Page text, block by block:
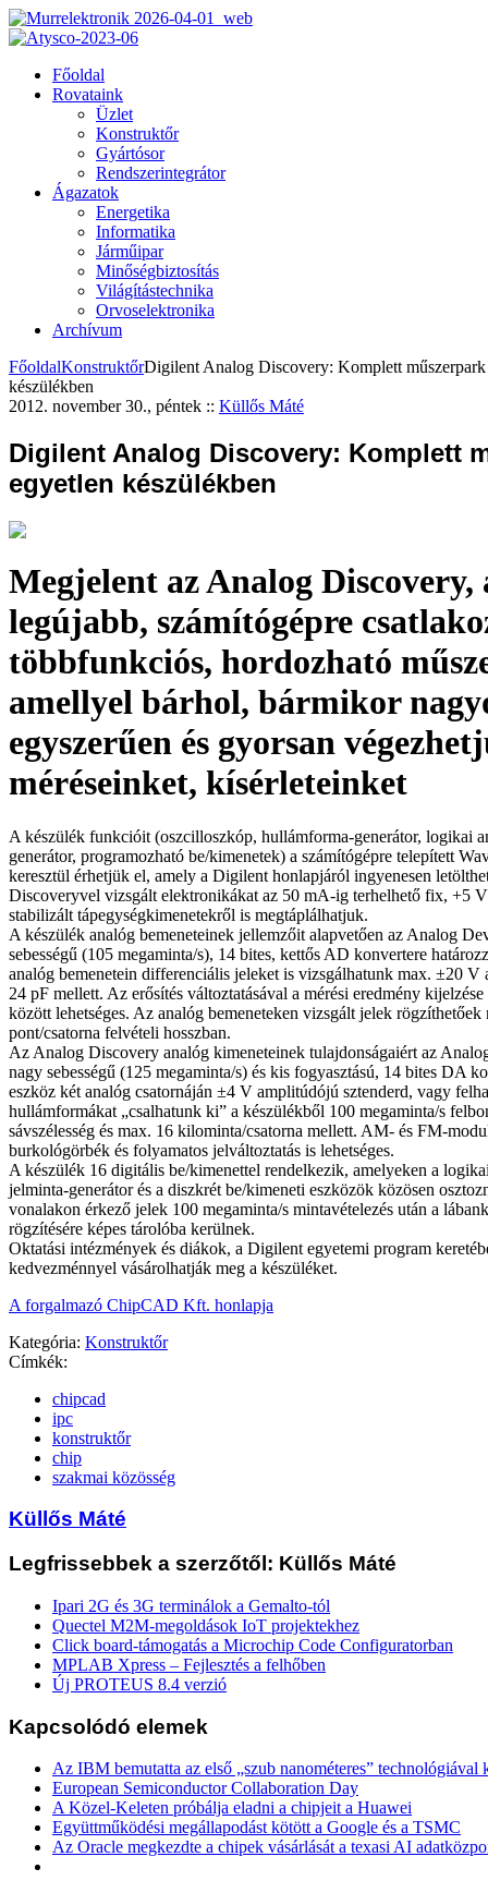
Főoldal
Rovataink
Üzlet
Konstruktőr
Gyártósor
Rendszerintegrátor
Ágazatok
Energetika
Informatika
Járműipar
Minőségbiztosítás
Világítástechnika
Orvoselektronika
Archívum
FőoldalKonstruktőrDigilent Analog Discovery: Komplett műszerpark
készülékben
2012. november 30., péntek :: Küllős Máté
Digilent Analog Discovery: Komplett
egyetlen készülékben
Megjelent az Analog
legújabb, számítógépre
többfunkciós, hordozható
amellyel bárhol, bármikor
egyszerűen és gyorsan
méréseinket, kísérleteinket
A készülék funkcióit (oszcilloszkóp, hullámforma-generátor, logikai
generátor, programozható be/kimenetek) a számítógépre telepített
keresztül érhetjük el, amely a Digilent honlapjáról ingyenesen
Discoveryvel vizsgált elektronikákat az 50 mA-ig terhelhető fix, +5
stabilizált tápegységkimenetekről is megtáplálhatjuk.
A készülék analóg bemeneteinek jellemzőit alapvetően az Analog
sebességű (105 megaminta/s), 14 bites, kettős AD konvertere
analóg bemenetein differenciális jeleket is vizsgálhatunk max. ±20
24 pF mellett. Az erősítés változtatásával a mérési eredmény
között lehetséges. Az analóg bemeneteken vizsgált jelek rögzíthetőek
pont/csatorna felvételi hosszban.
Az Analog Discovery analóg kimeneteinek tulajdonságaiért az
nagy sebességű (125 megaminta/s) és kis fogyasztású, 14 bites DA
eszköz két analóg csatornáján ±4 V amplitúdójú sztenderd, vagy
hullámformákat „csalhatunk ki” a készülékből 100 megaminta/s
sávszélesség és max. 16 kilominta/csatorna mellett. AM- és FM-
burkológörbék és folyamatos jelváltoztatás is lehetséges.
A készülék 16 digitális be/kimenettel rendelkezik, amelyeken a
jelminta-generátor és a diszkrét be/kimeneti eszközök közösen
vonalakon érkező jelek 100 megaminta/s mintavételezés után a
rögzítésére képes tárolóba kerülnek.
Oktatási intézmények és diákok, a Digilent egyetemi program
kedvezménnyel vásárolhatják meg a készüléket.
A forgalmazó ChipCAD Kft. honlapja
Kategória: Konstruktőr
Címkék:
chipcad
ipc
konstruktőr
chip
szakmai közösség
Küllős Máté
Legfrissebbek a szerzőtől: Küllős Máté
Ipari 2G és 3G terminálok a Gemalto-tól
Quectel M2M-megoldások IoT projektekhez
Click board-támogatás a Microchip Code Configuratorban
MPLAB Xpress – Fejlesztés a felhőben
Új PROTEUS 8.4 verzió
Kapcsolódó elemek
Az IBM bemutatta az első „szub nanométeres” technológiával
European Semiconductor Collaboration Day
A Közel-Keleten próbálja eladni a chipjeit a Huawei
Együttműködési megállapodást kötött a Google és a TSMC
Az Oracle megkezdte a chipek vásárlását a texasi AI